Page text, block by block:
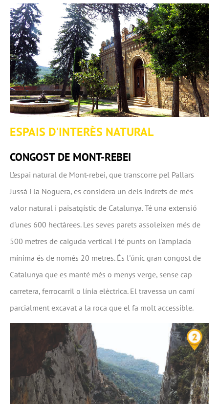
ESPAIS D'INTERÈS NATURAL
CONGOST DE MONT-REBEI
L’espai natural de Mont-rebei, que transcorre pel Pallars
Jussà i la Noguera, es considera un dels indrets de més
valor natural i paisatgístic de Catalunya. Té una extensió
d'unes 600 hectàrees. Les seves parets assoleixen més de
500 metres de caiguda vertical i té punts on l'amplada
mínima és de només 20 metres. És l'únic gran congost de
Catalunya que es manté més o menys verge, sense cap
carretera, ferrocarril o línia elèctrica. El travessa un camí
parcialment excavat a la roca que el fa molt accessible.